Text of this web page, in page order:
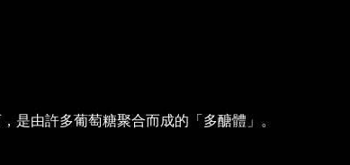
是由許多葡萄糖聚合而成的「多醣體」。